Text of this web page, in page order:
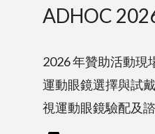
ADHOC
2026 年贊助活動現
運動眼鏡選擇與試
視運動眼鏡驗配及諮